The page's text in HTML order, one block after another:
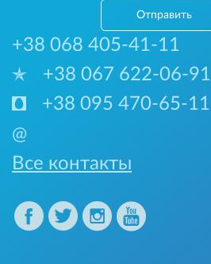
Отправить
+38 068 405-41-11
+38 067 622-06-91
+38 095 470-65-11
@
Все контакты